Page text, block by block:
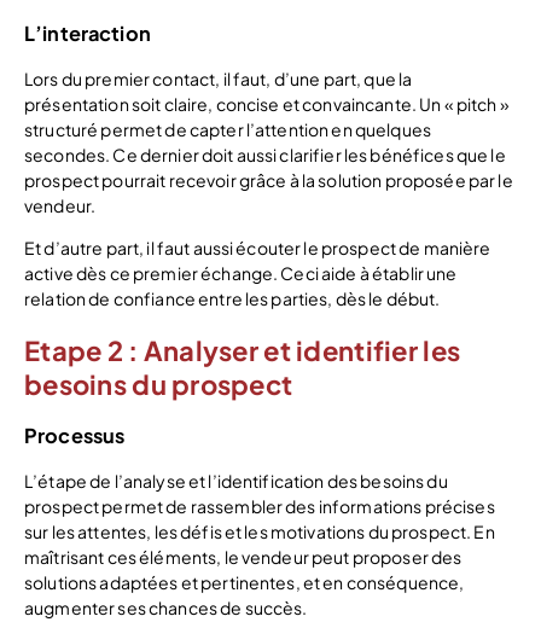
L’interaction
Lors du premier contact, il faut, d’une part, que la
présentation soit claire, concise et convaincante. Un « pitch »
structuré permet de capter l’attention en quelques
secondes. Ce dernier doit aussi clarifier les bénéfices que le
prospect pourrait recevoir grâce à la solution proposée par le
vendeur.
Et d’autre part, il faut aussi écouter le prospect de manière
active dès ce premier échange. Ceci aide à établir une
relation de confiance entre les parties, dès le début.
Etape 2 : Analyser et identifier les
besoins du prospect
Processus
L’étape de l’analyse et l’identification des besoins du
prospect permet de rassembler des informations précises
sur les attentes, les défis et les motivations du prospect. En
maîtrisant ces éléments, le vendeur peut proposer des
solutions adaptées et pertinentes, et en conséquence,
augmenter ses chances de succès.